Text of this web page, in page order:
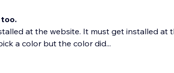
at the website. It must get installed at
a color but the color did...